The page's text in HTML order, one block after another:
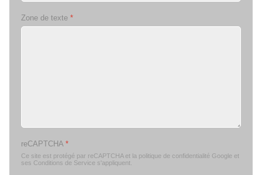
Zone de texte *
reCAPTCHA *
Ce site est protégé par reCAPTCHA et la politique de confidentialité Google et
ses Conditions de Service s'appliquent.